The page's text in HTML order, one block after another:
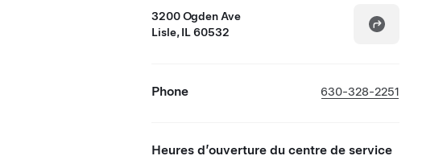
3200 Ogden Ave
Lisle, IL 60532
Phone 630-328-2251
Heures d’ouverture du centre de service